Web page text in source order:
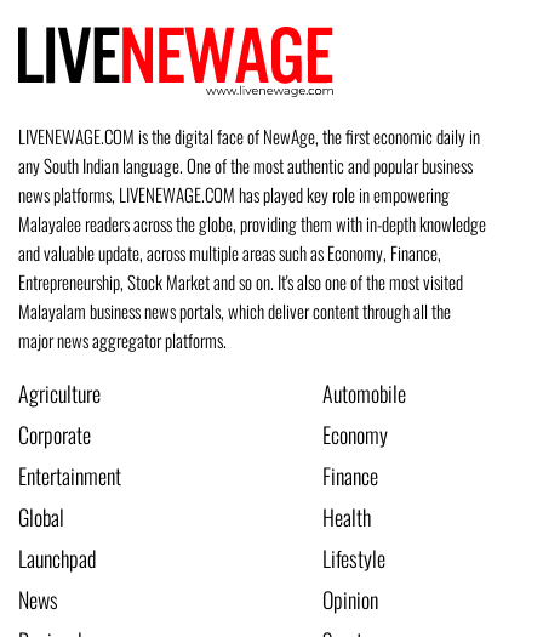
LIVENEWAGE.COM is the digital face of NewAge, the first economic daily in
any South Indian language. One of the most authentic and popular business
news platforms, LIVENEWAGE.COM has played key role in empowering
Malayalee readers across the globe, providing them with in-depth knowledge
and valuable update, across multiple areas such as Economy, Finance,
Entrepreneurship, Stock Market and so on. It's also one of the most visited
Malayalam business news portals, which deliver content through all the
major news aggregator platforms.
Agriculture
Automobile
Corporate
Economy
Entertainment
Finance
Global
Health
Launchpad
Lifestyle
News
Opinion